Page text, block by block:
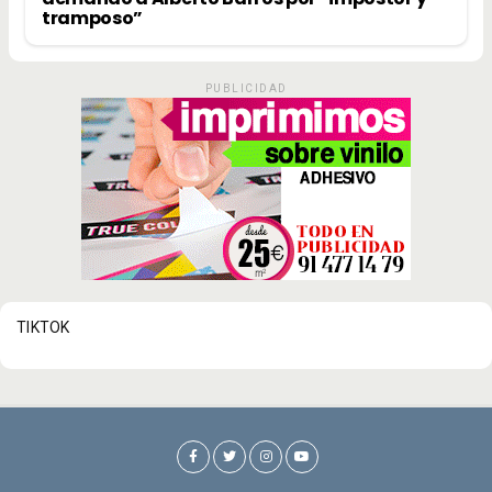
tramposo”
PUBLICIDAD
TIKTOK